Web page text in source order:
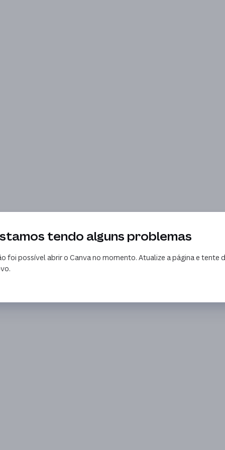
tendo alguns problemas
foi possível abrir o Canva no momento. Atualize a página e tente